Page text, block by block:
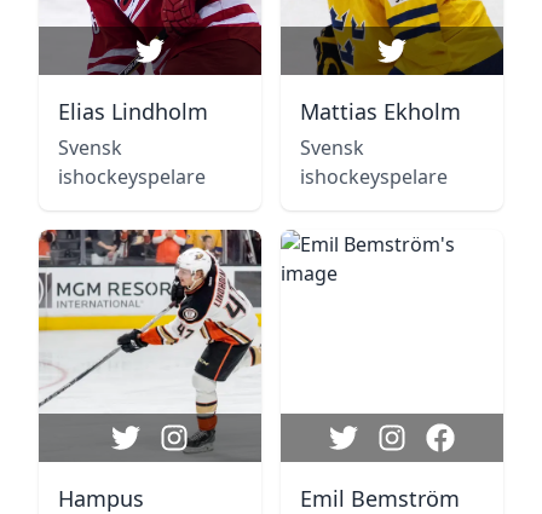
Elias Lindholm
Svensk
ishockeyspelare
Mattias Ekholm
Svensk
ishockeyspelare
Hampus
Emil Bemström